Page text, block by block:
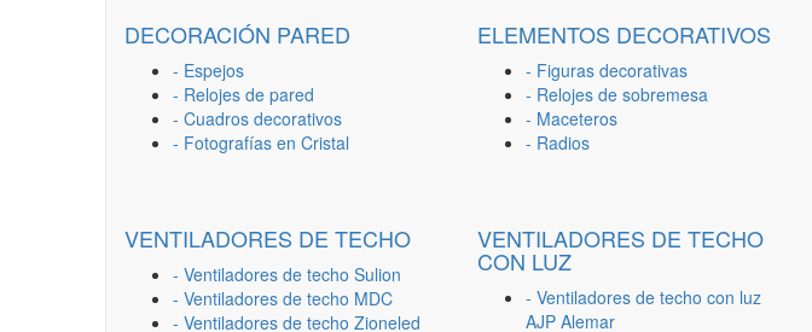
DECORACIÓN PARED
- Espejos
- Relojes de pared
- Cuadros decorativos
- Fotografías en Cristal
ELEMENTOS DECORATIVOS
- Figuras decorativas
- Relojes de sobremesa
- Maceteros
- Radios
VENTILADORES DE TECHO
- Ventiladores de techo Sulion
- Ventiladores de techo MDC
- Ventiladores de techo Zioneled
VENTILADORES DE TECHO
CON LUZ
- Ventiladores de techo con luz
AJP Alemar